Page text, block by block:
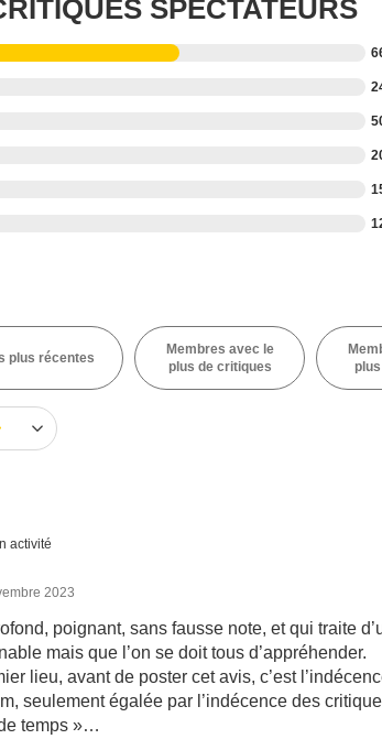
SPECTATEURS
plus récentes
Membres avec le
plus de critiques
activité
2023
poignant, sans fausse note, et qui traite
mais que l’on se doit tous d’appréhender.
lieu, avant de poster cet avis, c’est
seulement égalée par l’indécence des
temps »…